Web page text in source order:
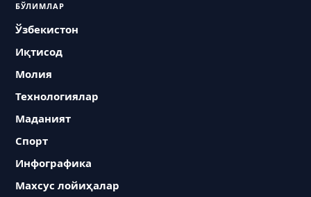
БЎЛИМЛАР
Ўзбекистон
Иқтисод
Молия
Технологиялар
Маданият
Спорт
Инфографика
Махсус лойиҳалар